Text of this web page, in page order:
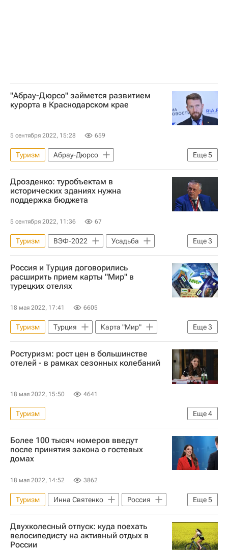
"Абрау-Дюрсо" займется развитием
курорта в Краснодарском крае
5 сентября 2022, 15:28 659
Еще5
Туризм
Абрау-Дюрсо
Краснодарский край
Павел Титов
Коммерческая недвижимость
Гостиницы
ВЭФ-2022
Дрозденко: туробъектам в
исторических зданиях нужна
поддержка бюджета
5 сентября 2022, 11:36 67
Еще3
Туризм ВЭФ-2022
Усадьба
Инфраструктура
Гостиницы
Коммерческая недвижимость
Россия и Турция договорились
расширить прием карты "Мир" в
турецких отелях
18 мая 2022, 17:41 6605
Еще3
Туризм Турция
Карта "Мир"
Коммерческая недвижимость
Отели
Новости - Туризм
Ростуризм: рост цен в большинстве
отелей - в рамках сезонных колебаний
18 мая 2022, 15:50 4641
Еще4
Туризм
Федеральное агентство по туризму (Ростуризм)
Гостиницы
Более 100 тысяч номеров введут
после принятия закона о гостевых
домах
18 мая 2022, 14:52 3862
Еще5
Туризм Инна Святенко
Россия
Совет Федерации РФ
Коммерческая недвижимость
Двухколесный отпуск: куда поехать
велосипедисту на активный отдых в
России